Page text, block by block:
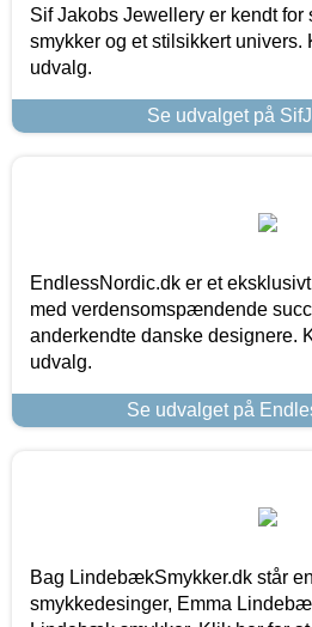
Sif Jakobs Jewellery er kendt for
smykker og et stilsikkert univers.
udvalg.
Se udvalget på
EndlessNordic.dk er et
med verdensomspændende
anderkendte danske designere.
udvalg.
Se udvalget på
Bag LindebækSmykker.dk står
smykkedesinger, Emma